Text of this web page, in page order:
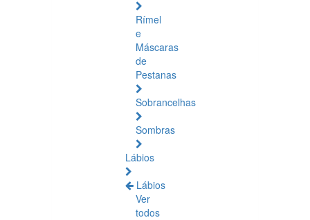
Rímel
e
Máscaras
de
Pestanas
Sobrancelhas
Sombras
Lábios
Lábios
Ver
todos